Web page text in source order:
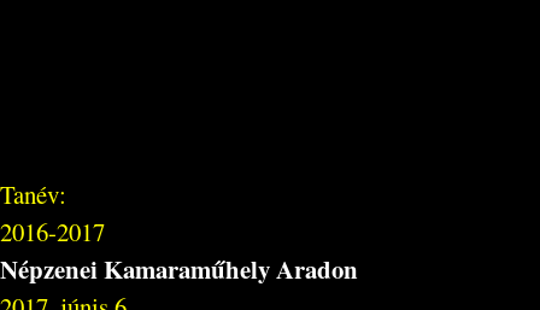
Tanév:
2016-2017
Népzenei Kamaraműhely Aradon